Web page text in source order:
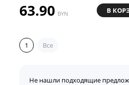
63.90 BYN В
1 Все
Не нашли подходящие